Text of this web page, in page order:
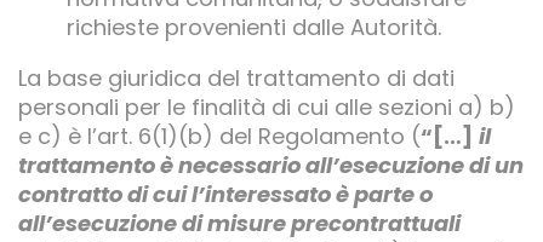
richieste provenienti dalle Autorità.
La base giuridica del trattamento di dati
personali per le finalità di cui alle sezioni a) b)
e c) è l’art. 6(1)(b) del Regolamento (“[…] il
trattamento è necessario all’esecuzione di un
contratto di cui l’interessato è parte o
all’esecuzione di misure precontrattuali